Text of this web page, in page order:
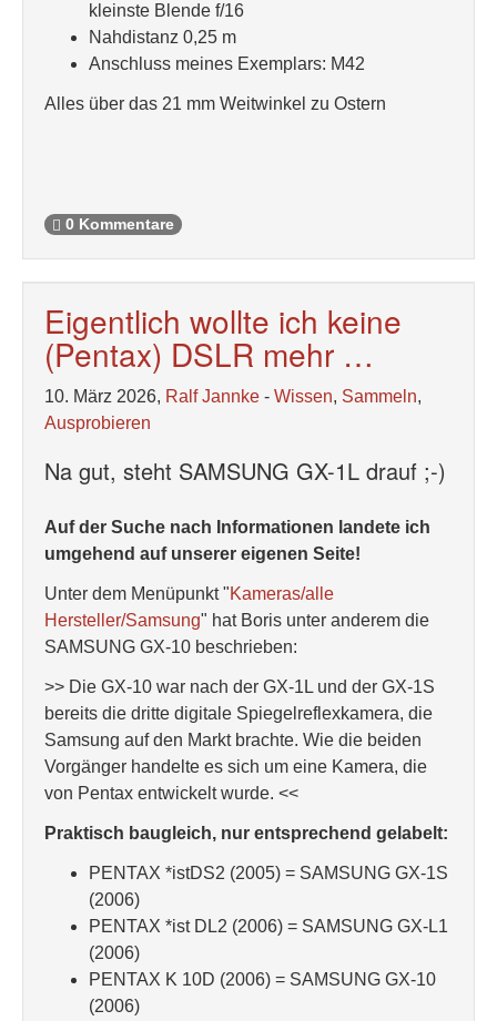
kleinste Blende f/16
Nahdistanz 0,25 m
Anschluss meines Exemplars: M42
Alles über das 21 mm Weitwinkel zu Ostern
0 Kommentare
Eigentlich wollte ich keine
(Pentax) DSLR mehr …
10. März 2026, Ralf Jannke - Wissen, Sammeln,
Ausprobieren
Na gut, steht SAMSUNG GX-1L drauf ;-)
Auf der Suche nach Informationen landete ich
umgehend auf unserer eigenen Seite!
Unter dem Menüpunkt "Kameras/alle
Hersteller/Samsung" hat Boris unter anderem die
SAMSUNG GX-10 beschrieben:
>> Die GX-10 war nach der GX-1L und der GX-1S
bereits die dritte digitale Spiegelreflexkamera, die
Samsung auf den Markt brachte. Wie die beiden
Vorgänger handelte es sich um eine Kamera, die
von Pentax entwickelt wurde. <<
Praktisch baugleich, nur entsprechend gelabelt:
PENTAX *istDS2 (2005) = SAMSUNG GX-1S
(2006)
PENTAX *ist DL2 (2006) = SAMSUNG GX-L1
(2006)
PENTAX K 10D (2006) = SAMSUNG GX-10
(2006)